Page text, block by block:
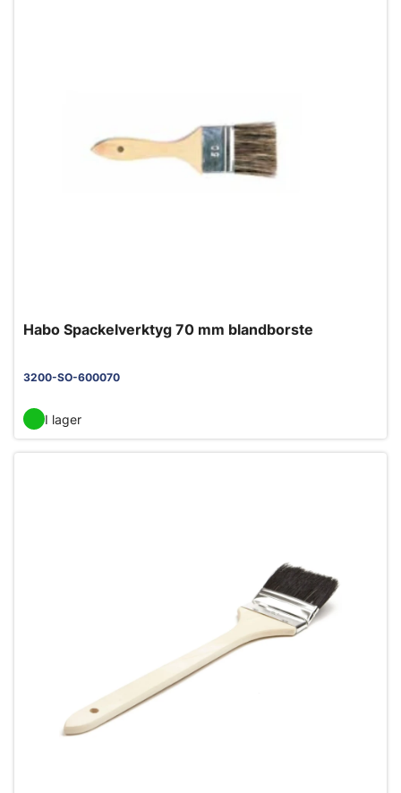
Habo Spackelverktyg 70 mm blandborste
3200-SO-600070
I lager